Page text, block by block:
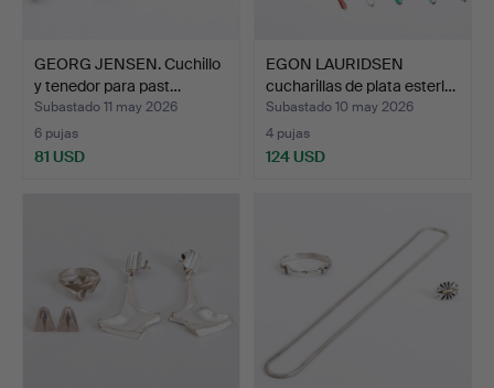
GEORG JENSEN. Cuchillo
y tenedor para past…
Subastado 11 may 2026
6 pujas
81 USD
EGON LAURIDSEN
cucharillas de plata esterl…
Subastado 10 may 2026
4 pujas
124 USD